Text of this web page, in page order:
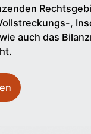
,
auch das